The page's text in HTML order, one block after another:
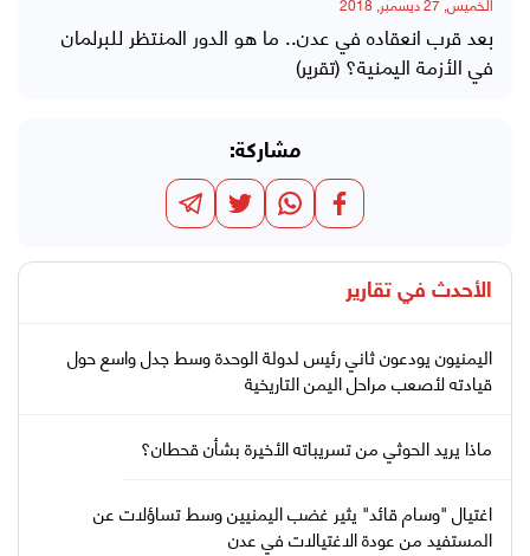
بعد قرب انعقاده في عدن.. ما هو الدور المنتظر للبرلمان
في الأزمة اليمنية؟ (تقرير)
مشاركة:
الأحدث في تقارير
اليمنيون يودعون ثاني رئيس لدولة الوحدة وسط جدل واسع حول
قيادته لأصعب مراحل اليمن التاريخية
ماذا يريد الحوثي من تسريباته الأخيرة بشأن قحطان؟
اغتيال "وسام قائد" يثير غضب اليمنيين وسط تساؤلات عن
المستفيد من عودة الاغتيالات في عدن